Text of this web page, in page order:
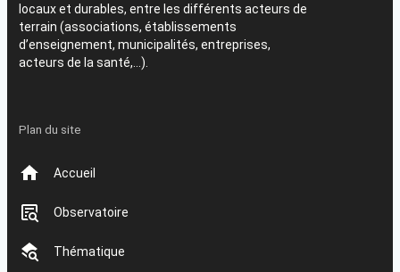
locaux et durables, entre les différents acteurs de
terrain (associations, établissements
d’enseignement, municipalités, entreprises,
acteurs de la santé,…).
Plan du site
Accueil
Observatoire
Thématique